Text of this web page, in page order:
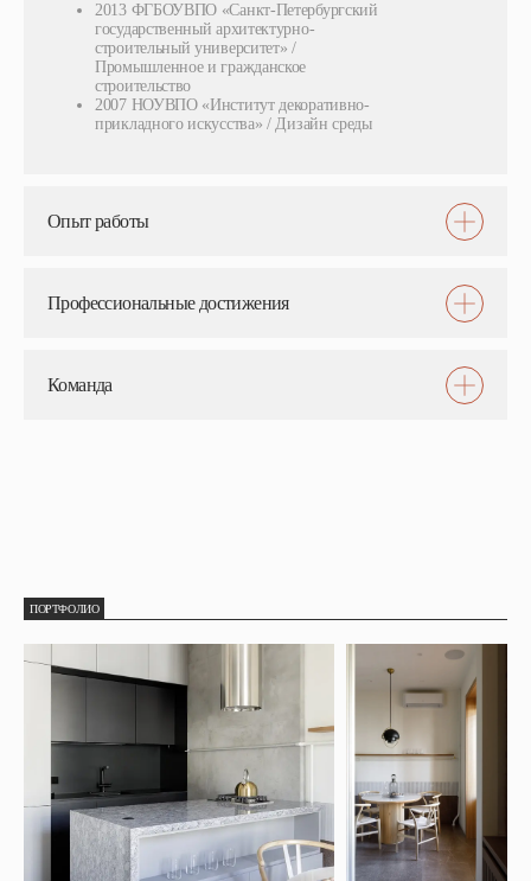
2013 ФГБОУВПО «Санкт-Петербургский
государственный архитектурно-
строительный университет» /
Промышленное и гражданское
строительство
2007 НОУВПО «Институт декоративно-
прикладного искусства» / Дизайн среды
Опыт работы
Профессиональные достижения
Команда
ПОРТФОЛИО